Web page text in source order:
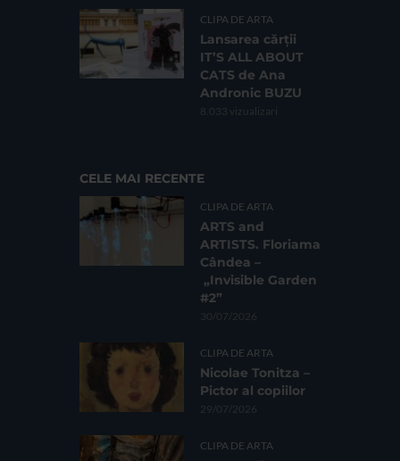
CLIPA DE ARTA
Lansarea cărții
IT’S ALL ABOUT
CATS de Ana
Andronic BUZU
8.033 vizualizari
CELE MAI RECENTE
CLIPA DE ARTA
ARTS and
ARTISTS. Floriama
Cândea –
„Invisible Garden
#2”
30/07/2026
CLIPA DE ARTA
Nicolae Tonitza –
Pictor al copiilor
29/07/2026
CLIPA DE ARTA